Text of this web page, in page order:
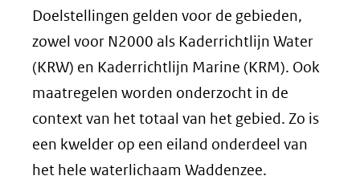
Doelstellingen gelden voor de gebieden,
zowel voor N2000 als Kaderrichtlijn Water
(KRW) en Kaderrichtlijn Marine (KRM). Ook
maatregelen worden onderzocht in de
context van het totaal van het gebied. Zo is
een kwelder op een eiland onderdeel van
het hele waterlichaam Waddenzee.